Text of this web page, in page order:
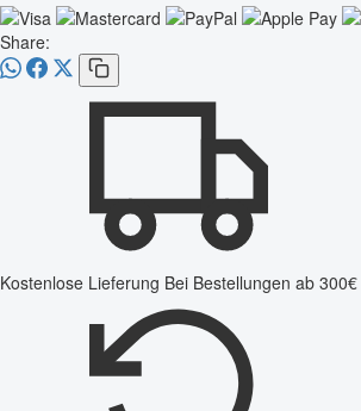
Share:
Kostenlose Lieferung Bei Bestellungen ab 300€